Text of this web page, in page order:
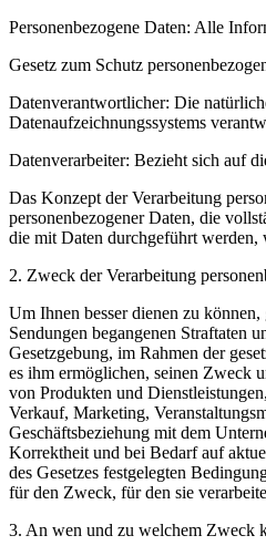
Personenbezogene Daten: Alle
Gesetz zum Schutz
Datenverantwortlicher: Die
Datenaufzeichnungssystems
Datenverarbeiter: Bezieht sich auf
Das Konzept der Verarbeitung
personenbezogener Daten, die
die mit Daten durchgeführt
2. Zweck der Verarbeitung
Um Ihnen besser dienen zu
Sendungen begangenen Straftaten
Gesetzgebung, im Rahmen der
es ihm ermöglichen, seinen Zweck
von Produkten und
Verkauf, Marketing,
Geschäftsbeziehung mit dem
Korrektheit und bei Bedarf auf
des Gesetzes festgelegten
für den Zweck, für den sie
3. An wen und zu welchem ​​Zweck